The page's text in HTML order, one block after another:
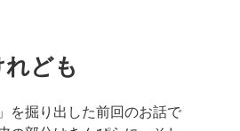
ども
を掘り出した前回のお話で